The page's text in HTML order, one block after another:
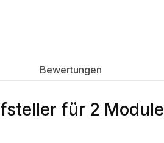
Bewertungen
für 2 Module